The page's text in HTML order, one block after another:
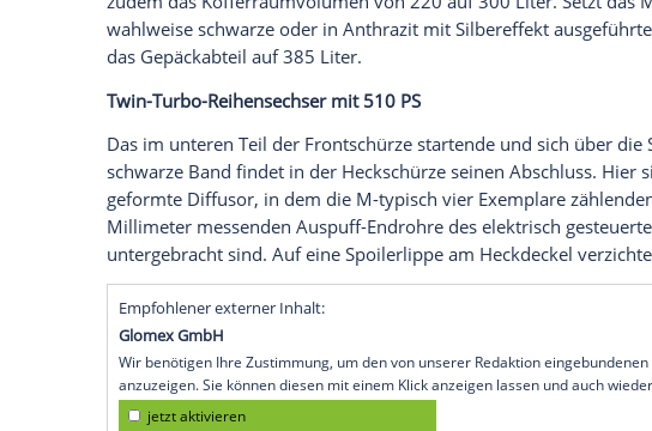
Stoßfängern samt großer Lufteinlässe vorne sowie
DieScheinwerferarbeiten serienmäßig mit LED-
ebenfalls die vertikale XXL-Niere
Limousine und des M4 Coupés keine
Gleiches gilt für die Tatsache, dass der neue M4 im
mit Stoffverdeck statt klappbarem Stahldach antritt;
Fotos und Patentzeichnungen über Monate
18 Sekunden und bis Tempo 50 öffnendes und
imVergleichzur vorherigen Lösung 40 Prozent
zudem das
wahlweise schwarze oder in Anthrazit mit
das Gepäckabteil auf 385 Liter.